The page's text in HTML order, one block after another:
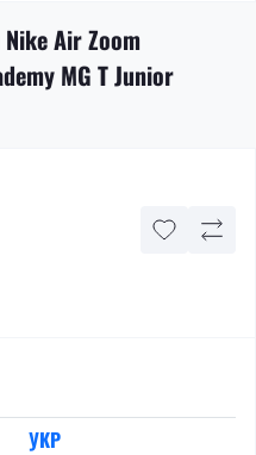
Air Zoom
MG T Junior
УКР